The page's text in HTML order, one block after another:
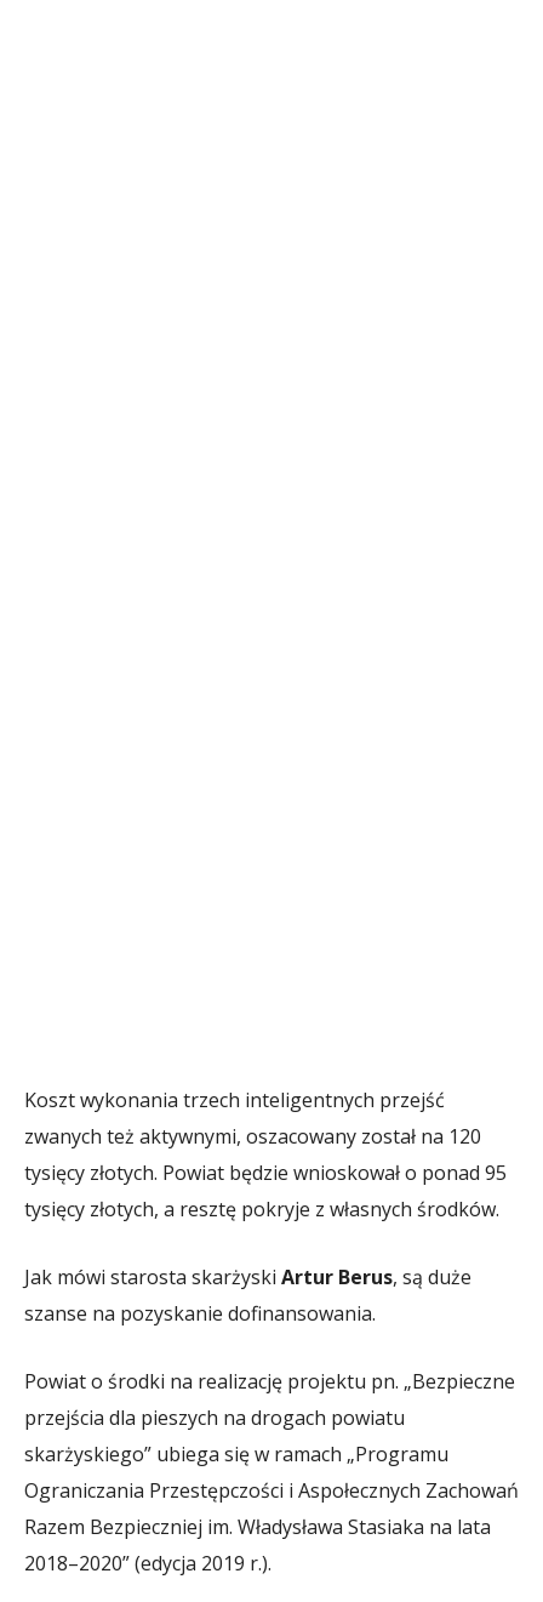
Koszt wykonania trzech inteligentnych przejść
zwanych też aktywnymi, oszacowany został na 120
tysięcy złotych. Powiat będzie wnioskował o ponad 95
tysięcy złotych, a resztę pokryje z własnych środków.
Jak mówi starosta skarżyski Artur Berus, są duże
szanse na pozyskanie dofinansowania.
Powiat o środki na realizację projektu pn. „Bezpieczne
przejścia dla pieszych na drogach powiatu
skarżyskiego” ubiega się w ramach „Programu
Ograniczania Przestępczości i Aspołecznych Zachowań
Razem Bezpieczniej im. Władysława Stasiaka na lata
2018–2020” (edycja 2019 r.).